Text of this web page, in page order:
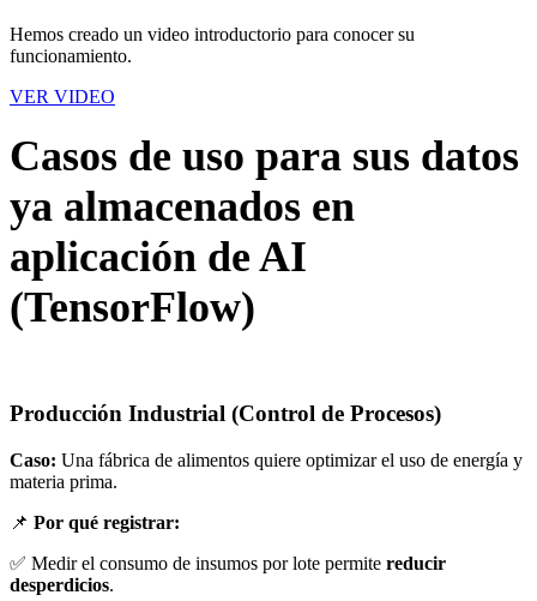
Hemos creado un video introductorio para conocer su
funcionamiento.
VER VIDEO
Casos de uso para sus datos
ya almacenados en
aplicación de AI
(TensorFlow)
Producción Industrial (Control de Procesos)
Caso: Una fábrica de alimentos quiere optimizar el uso de energía y
materia prima.
📌 Por qué registrar:
✅ Medir el consumo de insumos por lote permite reducir
desperdicios.